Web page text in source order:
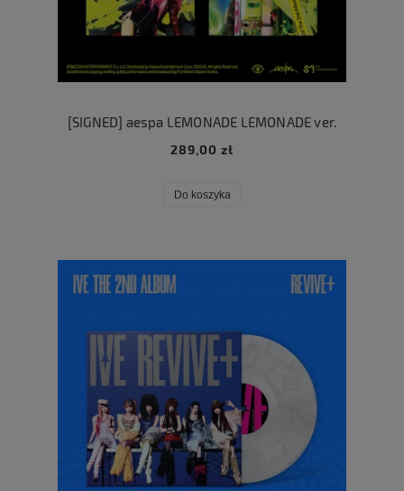
[SIGNED] aespa LEMONADE LEMONADE ver.
289,00 zł
Do koszyka